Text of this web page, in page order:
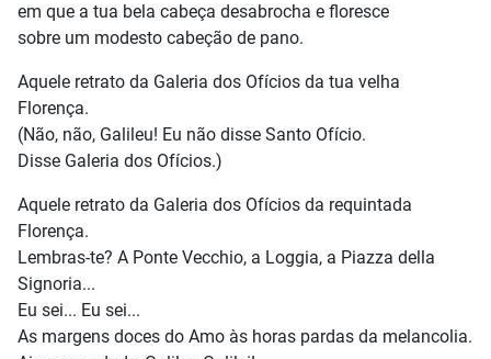
em que a tua bela cabeça desabrocha e floresce
sobre um modesto cabeção de pano.
Aquele retrato da Galeria dos Ofícios da tua velha
Florença.
(Não, não, Galileu! Eu não disse Santo Ofício.
Disse Galeria dos Ofícios.)
Aquele retrato da Galeria dos Ofícios da requintada
Florença.
Lembras-te? A Ponte Vecchio, a Loggia, a Piazza della
Signoria...
Eu sei... Eu sei...
As margens doces do Amo às horas pardas da melancolia.